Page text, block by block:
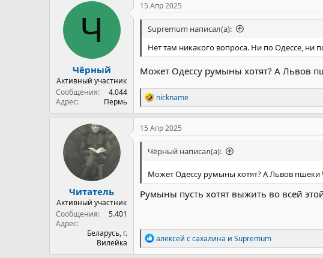
Ч
Чёрный
Активный участник
Сообщения
4.044
Адрес
Пермь
15 Апр 2025
Supremum написал(а):
Нет там никакого вопроса. Ни по Одессе, ни
Может Одессу румыны хотят? А Львов
Р
е
а
к
ц
и
nickname
Читатель
Активный участник
Сообщения
5.401
Адрес
Беларусь, г.
Вилейка
15 Апр 2025
Чёрный написал(а):
Может Одессу румыны хотят? А Львов пшеки
Румыны пусть хотят выжить во всей
Р
е
алексей с сахалина и Supremum